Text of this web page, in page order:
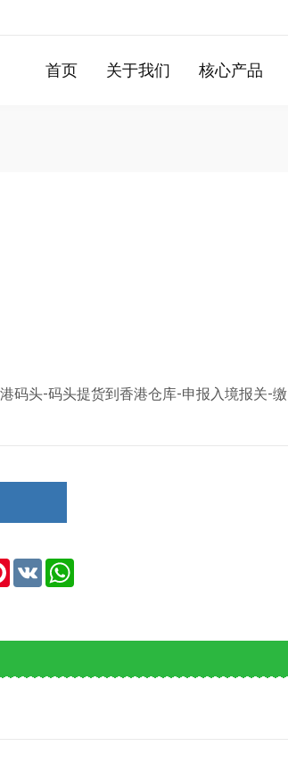
首页 关于我们 核心产品
码头-码头提货到香港仓库-申报入境报关-缴
Pinterest
VK